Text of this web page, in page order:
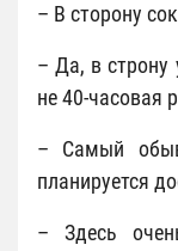
– В сторону
– Да, в
не 40-часовая
– Самый
планируется
– Здесь